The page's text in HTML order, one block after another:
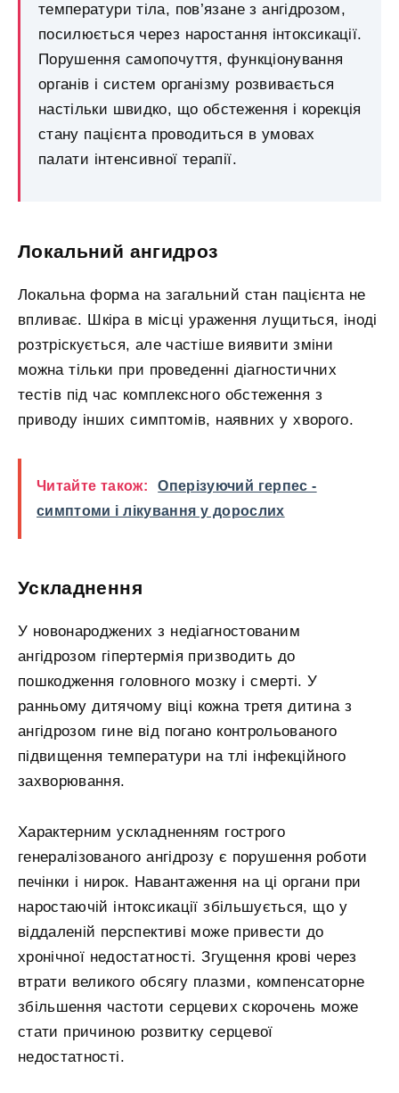
температури тіла, пов’язане з ангідрозом,
посилюється через наростання інтоксикації.
Порушення самопочуття, функціонування
органів і систем організму розвивається
настільки швидко, що обстеження і корекція
стану пацієнта проводиться в умовах
палати інтенсивної терапії.
Локальний ангидроз
Локальна форма на загальний стан пацієнта не
впливає. Шкіра в місці ураження лущиться, іноді
розтріскується, але частіше виявити зміни
можна тільки при проведенні діагностичних
тестів під час комплексного обстеження з
приводу інших симптомів, наявних у хворого.
Читайте також:
Оперізуючий герпес -
симптоми і лікування у дорослих
Ускладнення
У новонароджених з недіагностованим
ангідрозом гіпертермія призводить до
пошкодження головного мозку і смерті. У
ранньому дитячому віці кожна третя дитина з
ангідрозом гине від погано контрольованого
підвищення температури на тлі інфекційного
захворювання.
Характерним ускладненням гострого
генералізованого ангідрозу є порушення роботи
печінки і нирок. Навантаження на ці органи при
наростаючій інтоксикації збільшується, що у
віддаленій перспективі може привести до
хронічної недостатності. Згущення крові через
втрати великого обсягу плазми, компенсаторне
збільшення частоти серцевих скорочень може
стати причиною розвитку серцевої
недостатності.